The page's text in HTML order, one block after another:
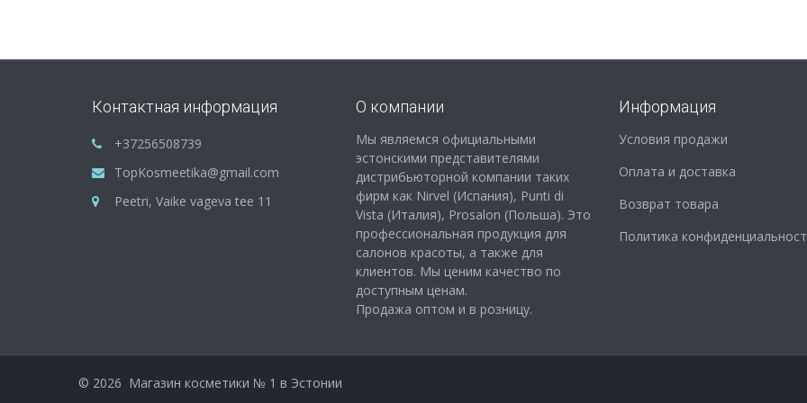
Контактная информация
+37256508739
TopKosmeetika@gmail.com
Peetri, Vaike vageva tee 11
О компании
Мы являемся официальными
эстонскими представителями
дистрибьюторной компании таких
фирм как Nirvel (Испания), Punti di
Vista (Италия), Prosalon (Польша). Это
профессиональная продукция для
салонов красоты, а также для
клиентов. Мы ценим качество по
доступным ценам.
Продажа оптом и в розницу.
Информация
Условия продажи
Оплата и доставка
Возврат товара
Политика
© 2026 Магазин косметики № 1 в Эстонии